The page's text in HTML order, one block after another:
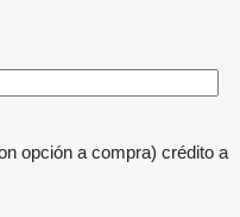
opción a compra) crédito a